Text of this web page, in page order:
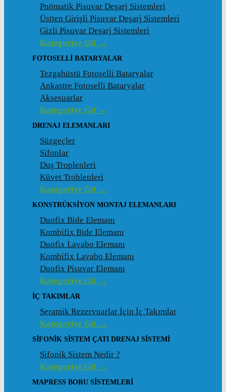
Pnömatik Pisuvar Deşarj Sistemleri
Üstten Girişli Pisuvar Deşarj Sistemleri
Gizli Pisuvar Deşarj Sistemleri
Kategoriye Git →
FOTOSELLI BATARYALAR
Tezgahüstü Fotoselli Bataryalar
Ankastre Fotoselli Bataryalar
Aksesuarlar
Kategoriye Git →
DRENAJ ELEMANLARI
Süzgeçler
Sifonlar
Duş Troplenleri
Küvet Troblenleri
Kategoriye Git →
KONSTRÜKSIYON MONTAJ ELEMANLARI
Duofix Bide Elemanı
Kombifix Bide Elemanı
Duofix Lavabo Elemanı
Kombifix Lavabo Elemanı
Duofix Pisuvar Elemanı
Kategoriye Git →
İÇ TAKIMLAR
Seramik Rezervuarlar İçin İç Takımlar
Kategoriye Git →
SIFONIK SISTEM ÇATI DRENAJ SISTEMI
Sifonik Sistem Nedir ?
Kategoriye Git →
MAPRESS BORU SISTEMLERI